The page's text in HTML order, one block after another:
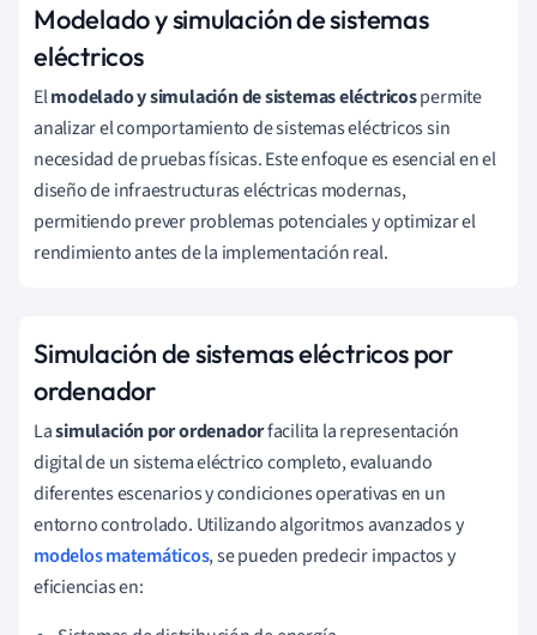
Modelado y simulación de sistemas
eléctricos
Elmodelado y simulación de sistemas eléctricospermite
analizar el comportamiento de sistemas eléctricos sin
necesidad de pruebas físicas. Este enfoque es esencial en el
diseño de infraestructuras eléctricas modernas,
permitiendo prever problemas potenciales y optimizar el
rendimiento antes de la implementación real.
Simulación de sistemas eléctricos por
ordenador
Lasimulación por ordenadorfacilita la representación
digital de un sistema eléctrico completo, evaluando
diferentes escenarios y condiciones operativas en un
entorno controlado. Utilizando algoritmos avanzados y
modelos matemáticos, se pueden predecir impactos y
eficiencias en: